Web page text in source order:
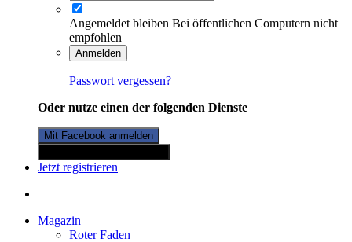
Angemeldet bleiben Bei öffentlichen Computern nicht
empfohlen
Anmelden
Passwort vergessen?
Oder nutze einen der folgenden Dienste
Mit Facebook anmelden
Jetzt registrieren
Magazin
Roter Faden